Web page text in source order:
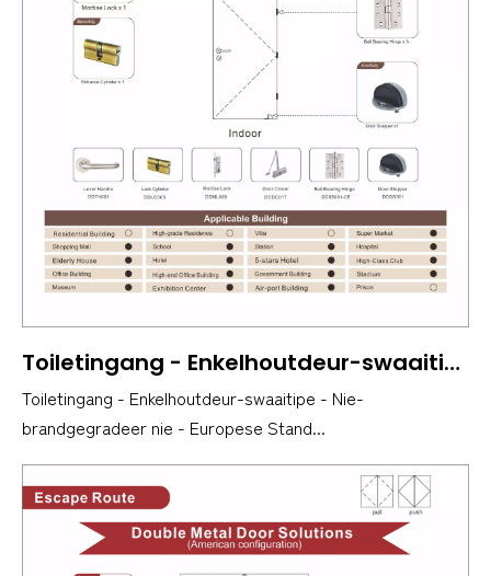
Toiletingang - Enkelhoutdeur-swaaitipe - Nie-brandgegradeer nie - Europese Standaard.
Toiletingang - Enkelhoutdeur-swaaitipe - Nie-
brandgegradeer nie - Europese Stand...